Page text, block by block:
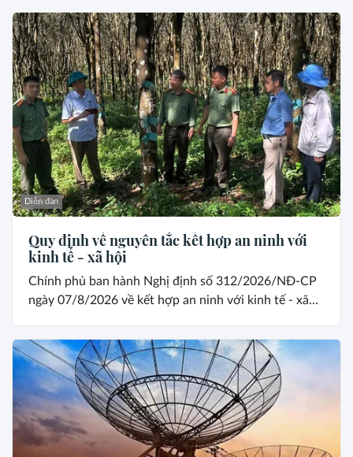
Diễn đàn
Quy định về nguyên tắc kết hợp an ninh với
kinh tế - xã hội
Chính phủ ban hành Nghị định số 312/2026/NĐ-CP
ngày 07/8/2026 về kết hợp an ninh với kinh tế - xã...